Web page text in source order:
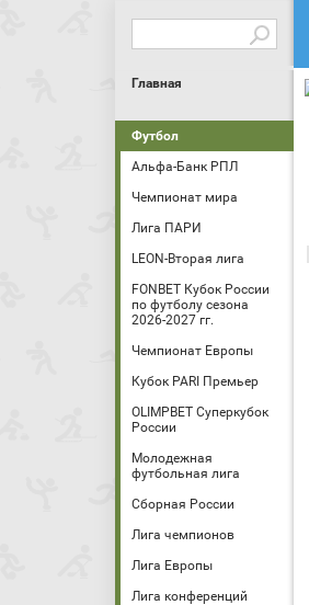
Главная
Футбол
Альфа-Банк РПЛ
Чемпионат мира
Лига ПАРИ
LEON-Вторая лига
FONBET Кубок России
по футболу сезона
2026-2027 гг.
Чемпионат Европы
Кубок PARI Премьер
OLIMPBET Суперкубок
России
Молодежная
футбольная лига
Сборная России
Лига чемпионов
Лига Европы
Лига конференций